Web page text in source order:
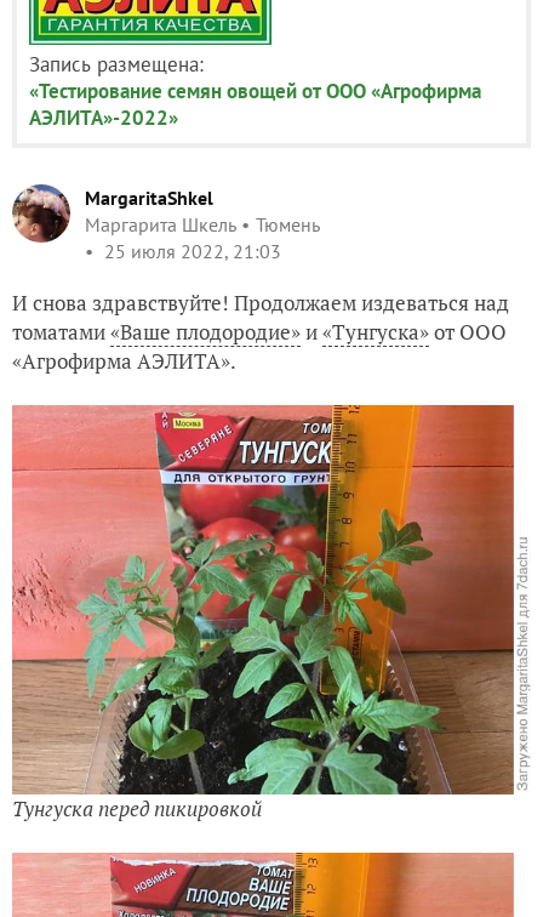
Запись размещена:
«Тестирование семян овощей от ООО «Агрофирма
АЭЛИТА»-2022»
MargaritaShkel
Маргарита Шкель
Тюмень
25 июля 2022, 21:03
И снова здравствуйте! Продолжаем издеваться над
томатами«Ваше плодородие»и«Тунгуска»от ООО
«Агрофирма АЭЛИТА».
Тунгуска перед пикировкой